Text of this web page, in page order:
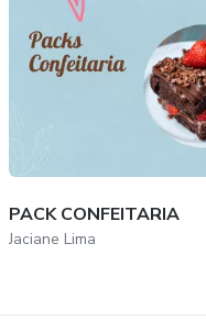
PACK CONFEITARIA
Jaciane Lima